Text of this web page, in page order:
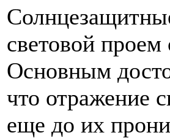
световой
Основным
что отражение
еще до их